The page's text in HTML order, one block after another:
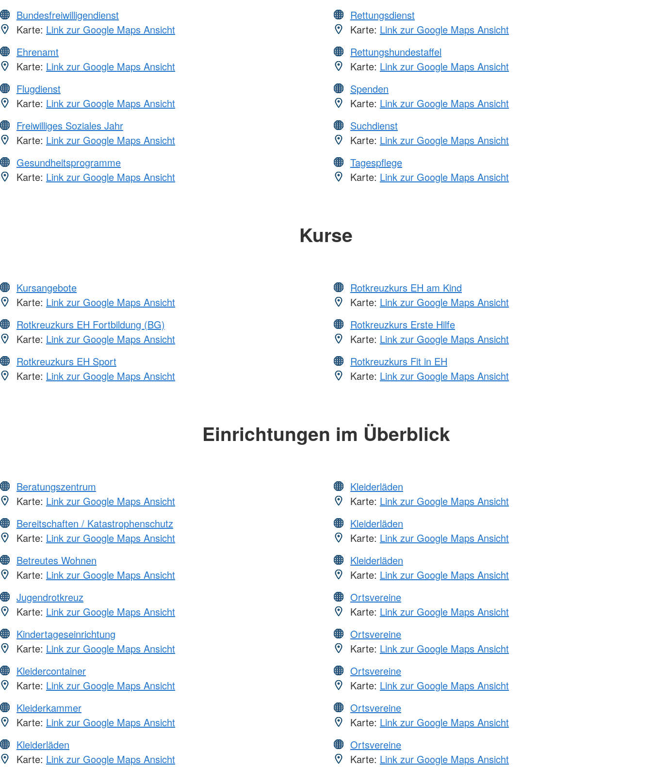
Bundesfreiwilligendienst
Karte: Link zur Google Maps Ansicht
Ehrenamt
Karte: Link zur Google Maps Ansicht
Flugdienst
Karte: Link zur Google Maps Ansicht
Freiwilliges Soziales Jahr
Karte: Link zur Google Maps Ansicht
Gesundheitsprogramme
Karte: Link zur Google Maps Ansicht
Rettungsdienst
Karte: Link zur Google Maps Ansicht
Rettungshundestaffel
Karte: Link zur Google Maps Ansicht
Spenden
Karte: Link zur Google Maps Ansicht
Suchdienst
Karte: Link zur Google Maps Ansicht
Tagespflege
Karte: Link zur Google Maps Ansicht
Kurse
Kursangebote
Karte: Link zur Google Maps Ansicht
Rotkreuzkurs EH Fortbildung (BG)
Karte: Link zur Google Maps Ansicht
Rotkreuzkurs EH Sport
Karte: Link zur Google Maps Ansicht
Rotkreuzkurs EH am Kind
Karte: Link zur Google Maps Ansicht
Rotkreuzkurs Erste Hilfe
Karte: Link zur Google Maps Ansicht
Rotkreuzkurs Fit in EH
Karte: Link zur Google Maps Ansicht
Einrichtungen im Überblick
Beratungszentrum
Karte: Link zur Google Maps Ansicht
Bereitschaften / Katastrophenschutz
Karte: Link zur Google Maps Ansicht
Betreutes Wohnen
Karte: Link zur Google Maps Ansicht
Jugendrotkreuz
Karte: Link zur Google Maps Ansicht
Kindertageseinrichtung
Karte: Link zur Google Maps Ansicht
Kleidercontainer
Karte: Link zur Google Maps Ansicht
Kleiderkammer
Karte: Link zur Google Maps Ansicht
Kleiderläden
Karte: Link zur Google Maps Ansicht
Kleiderläden
Karte: Link zur Google Maps Ansicht
Kleiderläden
Karte: Link zur Google Maps Ansicht
Kleiderläden
Karte: Link zur Google Maps Ansicht
Ortsvereine
Karte: Link zur Google Maps Ansicht
Ortsvereine
Karte: Link zur Google Maps Ansicht
Ortsvereine
Karte: Link zur Google Maps Ansicht
Ortsvereine
Karte: Link zur Google Maps Ansicht
Ortsvereine
Karte: Link zur Google Maps Ansicht